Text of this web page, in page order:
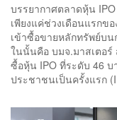
บรรยากาศตลาดหุ้น
เพียงแค่ช่วงเดือนแรกข
เข้าซื้อขายหลักทรัพย์บ
ในนั้นคือ บมจ.มาสเตอร์
ซื้อหุ้น IPO ที่ระดับ 46
ประชาชนเป็นครั้งแรก